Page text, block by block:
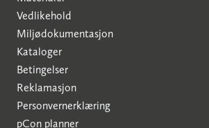
Vedlikehold
Miljødokumentasjon
Kataloger
Betingelser
Reklamasjon
Personvernerklæring
pCon planner